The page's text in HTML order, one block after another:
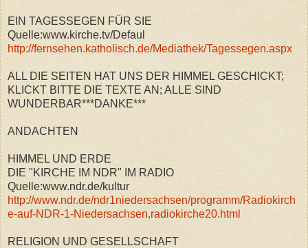
EIN TAGESSEGEN FÜR SIE
Quelle:www.kirche.tv/Defaul
http://fernsehen.katholisch.de/Mediathek/Tagessegen.aspx
ALL DIE SEITEN HAT UNS DER HIMMEL GESCHICKT;
KLICKT BITTE DIE TEXTE AN; ALLE SIND
WUNDERBAR***DANKE***
ANDACHTEN
HIMMEL UND ERDE
DIE "KIRCHE IM NDR" IM RADIO
Quelle:www.ndr.de/kultur
http://www.ndr.de/ndr1niedersachsen/programm/Radiokirch
e-auf-NDR-1-Niedersachsen,radiokirche20.html
RELIGION UND GESELLSCHAFT